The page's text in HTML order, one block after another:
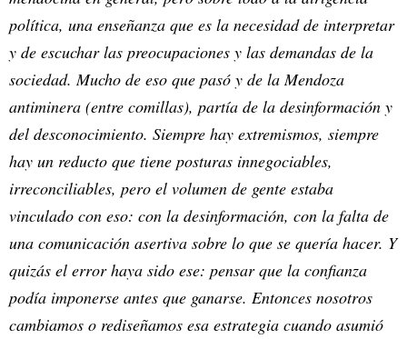
política, una enseñanza que es la necesidad de interpretar
y de escuchar las preocupaciones y las demandas de la
sociedad. Mucho de eso que pasó y de la Mendoza
antiminera (entre comillas), partía de la desinformación y
del desconocimiento. Siempre hay extremismos, siempre
hay un reducto que tiene posturas innegociables,
irreconciliables, pero el volumen de gente estaba
vinculado con eso: con la desinformación, con la falta de
una comunicación asertiva sobre lo que se quería hacer. Y
quizás el error haya sido ese: pensar que la confianza
podía imponerse antes que ganarse. Entonces nosotros
cambiamos o rediseñamos esa estrategia cuando asumió